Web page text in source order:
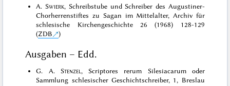
A.Swierk, Schreibstube und Schreiber des Augustiner-
Chorherrenstiftes zu Sagan im Mittelalter, Archiv für
schlesische Kirchengeschichte 26 (1968) 128-129
(ZDB )
Ausgaben – Edd.
G. A. Stenzel , Scriptores rerum Silesiacarum oder
Sammlung schlesischer Geschichtschreiber, 1, Breslau